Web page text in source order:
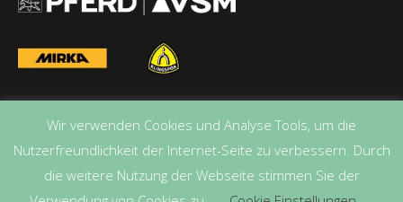
Wir verwenden Cookies und Analyse Tools, um die
Nutzerfreundlichkeit der Internet-Seite zu verbessern. Durch
die weitere Nutzung der Webseite stimmen Sie der